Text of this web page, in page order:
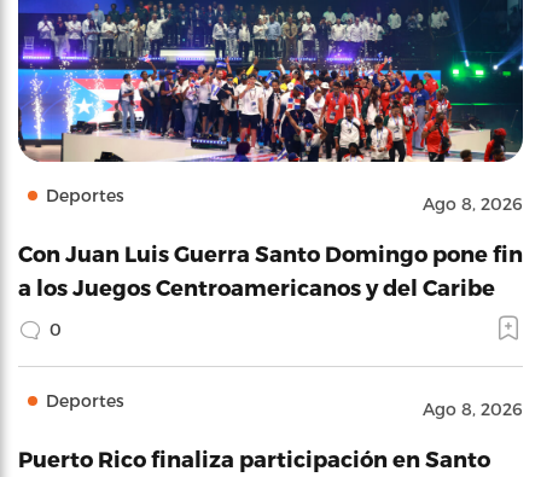
Deportes Ago 8, 2026
Con Juan Luis Guerra Santo Domingo pone fin
a los Juegos Centroamericanos y del Caribe
0
Deportes Ago 8, 2026
Puerto Rico finaliza participación en Santo